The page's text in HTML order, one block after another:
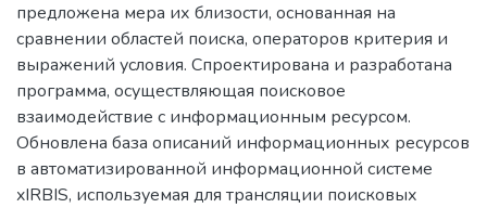
предложена мера их близости, основанная на
сравнении областей поиска, операторов критерия и
выражений условия. Спроектирована и разработана
программа, осуществляющая поисковое
взаимодействие с информационным ресурсом.
Обновлена база описаний информационных ресурсов
в автоматизированной информационной системе
xIRBIS, используемая для трансляции поисковых